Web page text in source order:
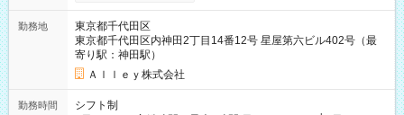
勤務地
東京都千代田区
東京都千代田区内神田2丁目14番12号 星屋第六ビル402号（最
寄り駅：神田駅）
Ａｌｌｅｙ株式会社
勤務時間
シフト制